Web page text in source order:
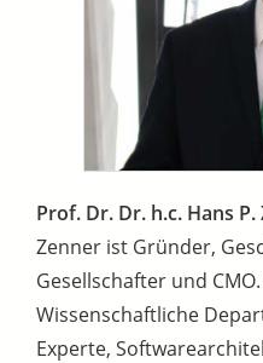
Prof. Dr. Dr. h.c. Hans
Zenner ist Gründer,
Gesellschafter und
Wissenschaftliche
Experte,